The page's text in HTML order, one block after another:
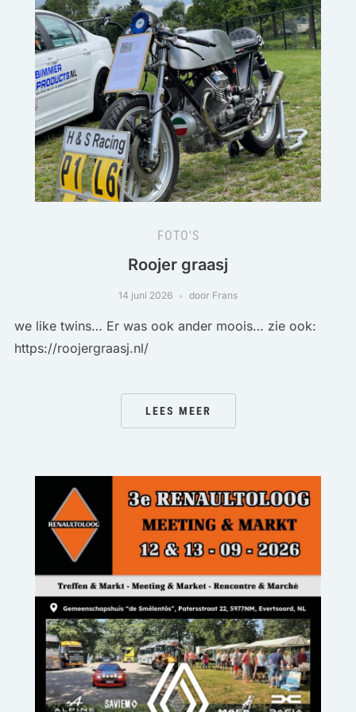
FOTO'S
Roojer graasj
14 juni 2026 door Frans
we like twins… Er was ook ander moois… zie ook:
https://roojergraasj.nl/
LEES MEER